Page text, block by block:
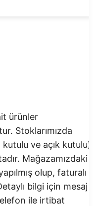
ürünler
Stoklarımızda
kutulu ve açık kutulu)
Mağazamızdaki
olup, faturalı
bilgi için mesaj
ile irtibat